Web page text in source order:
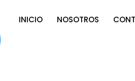
INICIO NOSOTROS